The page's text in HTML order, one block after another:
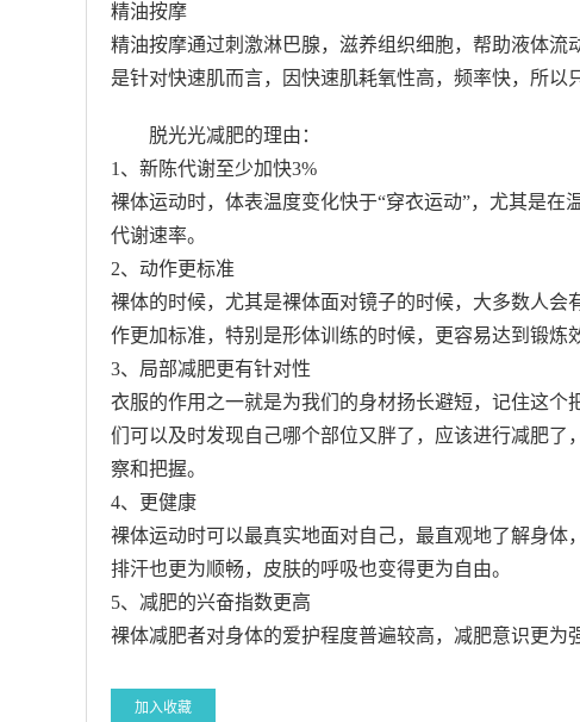
精油按摩
精油按摩通过刺激淋巴腺，滋养组织细胞，帮助液体
是针对快速肌而言，因快速肌耗氧性高，频率快，所以
脱光光减肥的理由：
1、新陈代谢至少加快3%
裸体运动时，体表温度变化快于“穿衣运动”，尤其是
代谢速率。
2、动作更标准
裸体的时候，尤其是裸体面对镜子的时候，大多数人
作更加标准，特别是形体训练的时候，更容易达到锻炼
3、局部减肥更有针对性
衣服的作用之一就是为我们的身材扬长避短，记住这
们可以及时发现自己哪个部位又胖了，应该进行减肥
察和把握。
4、更健康
裸体运动时可以最真实地面对自己，最直观地了解身体
排汗也更为顺畅，皮肤的呼吸也变得更为自由。
5、减肥的兴奋指数更高
裸体减肥者对身体的爱护程度普遍较高，减肥意识更为
加入收藏